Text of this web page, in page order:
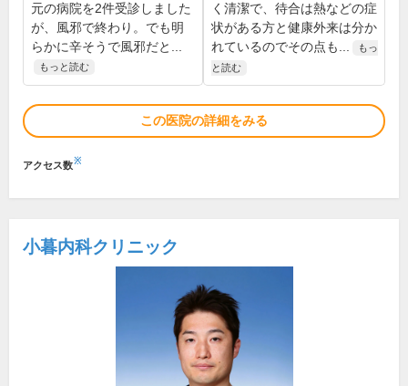
元の病院を2件受診しました
が、風邪で終わり。でも明
らかに辛そうで風邪だと...
もっと読む
く清潔で、待合は熱などの症
状がある方と健康外来は分か
れているのでその点も...
もっ
と読む
この医院の詳細をみる
アクセス数※
小暮内科クリニック